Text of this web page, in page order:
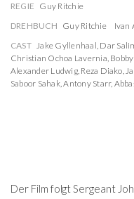
REGIE Guy Ritchie
DREHBUCH Guy Ritchie Ivan
CAST Jake Gyllenhaal, Dar
Christian Ochoa Lavernia,
Alexander Ludwig, Reza Diako,
Saboor Sahak,Antony Starr,
Der Film folgt Sergeant